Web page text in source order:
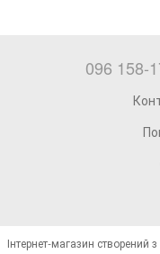
096 158-
Інтернет-магазин створений